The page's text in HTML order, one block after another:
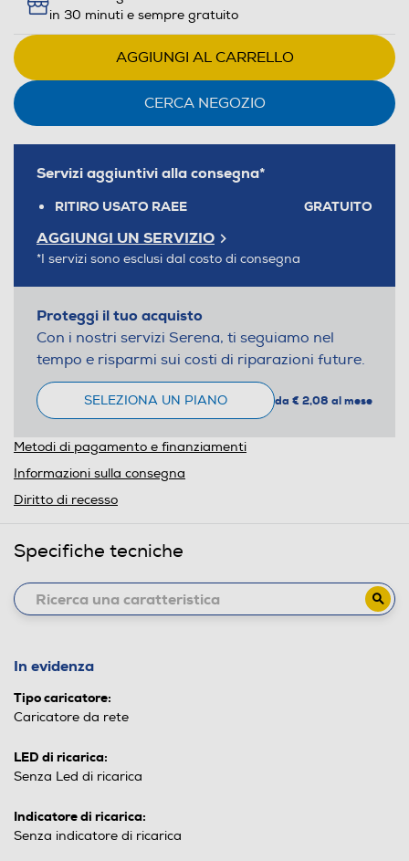
in 30 minuti e sempre gratuito
AGGIUNGI AL CARRELLO
CERCA NEGOZIO
Servizi aggiuntivi alla consegna*
RITIRO USATO RAEE GRATUITO
AGGIUNGI UN SERVIZIO
*I servizi sono esclusi dal costo di consegna
Proteggi il tuo acquisto
Con i nostri servizi Serena, ti seguiamo nel
tempo e risparmi sui costi di riparazioni future.
SELEZIONA UN PIANO da € 2,08 al mese
Metodi di pagamento e finanziamenti
Informazioni sulla consegna
Diritto di recesso
Specifiche tecniche
In evidenza
Tipo caricatore:
Caricatore da rete
LED di ricarica:
Senza Led di ricarica
Indicatore di ricarica:
Senza indicatore di ricarica